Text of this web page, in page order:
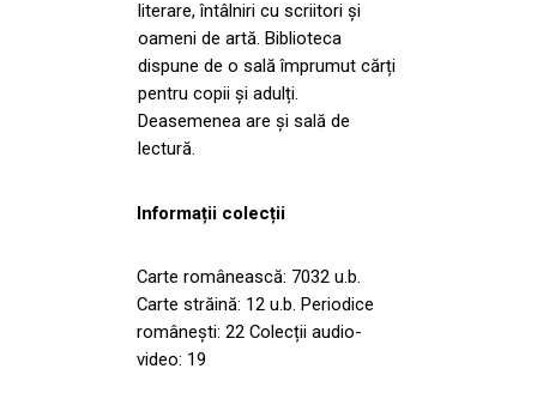
literare, întâlniri cu scriitori și
oameni de artă. Biblioteca
dispune de o sală împrumut cărți
pentru copii și adulți.
Deasemenea are și sală de
lectură.
Informații colecții
Carte românească: 7032 u.b.
Carte străină: 12 u.b. Periodice
românești: 22 Colecții audio-
video: 19